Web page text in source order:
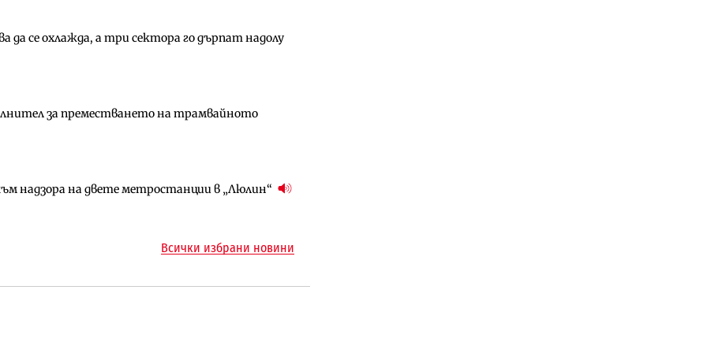
да се охлажда, а три сектора го дърпат надолу
за преместването на трамвайното
надзора на двете метростанции в „Люлин“
още няколко седмици, ако сушата продължи
план за магистралата Русе – Велико
надзора на двете метростанции в „Люлин“
оценки на имотите може да бъдат
продължава да се охлажда (Графика)
езеро става част от бъдещата магистрала
Всички избрани новини